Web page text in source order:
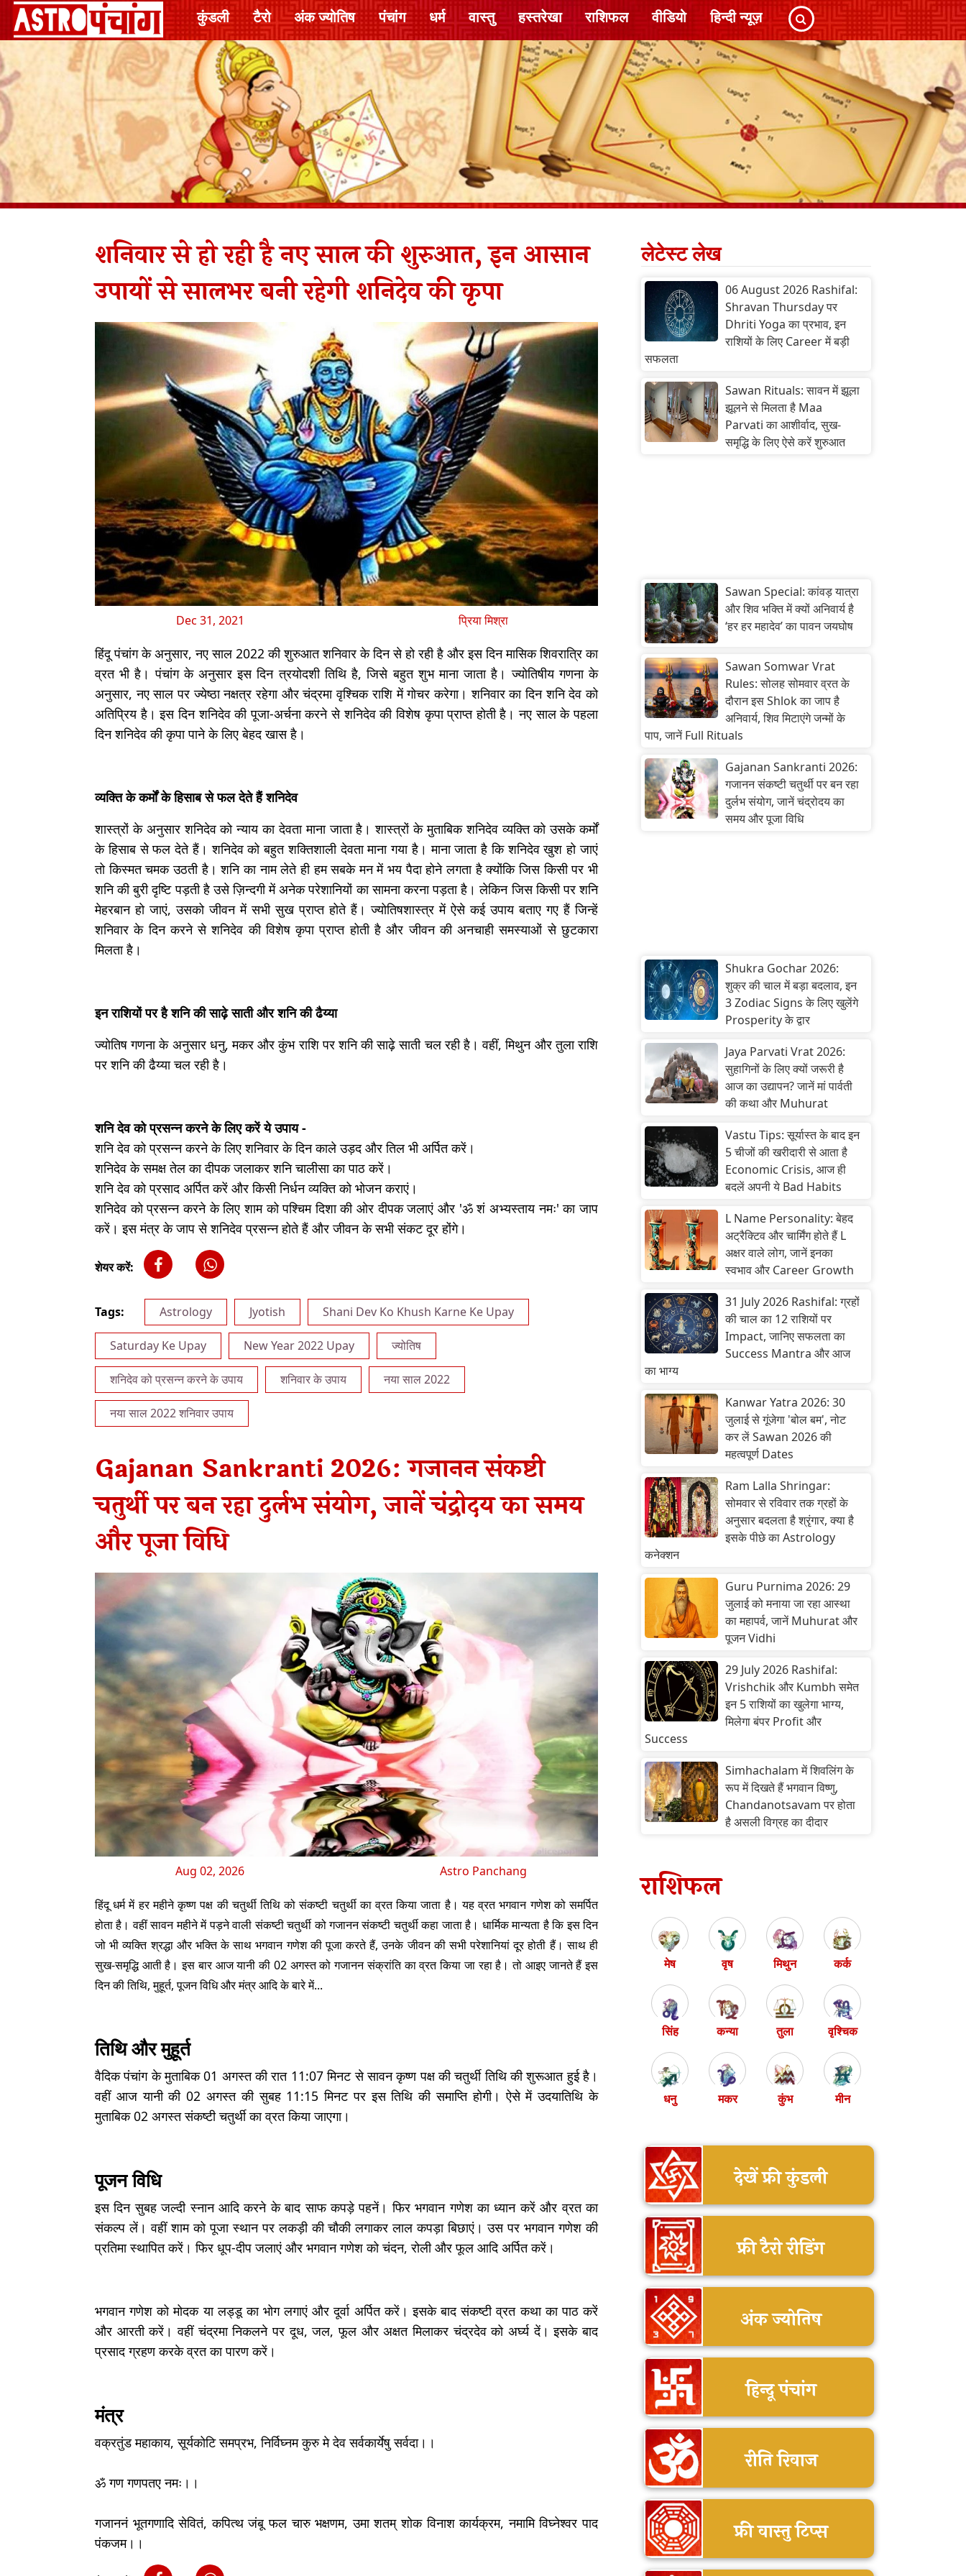
कुंडली टैरो अंक ज्योतिष पंचांग धर्म वास्तु हस्तरेखा राशिफल वीडियो हिन्दी न्यूज़
शनिवार से हो रही है नए साल की शुरुआत, इन आसान
उपायों से सालभर बनी रहेगी शनिदेव की कृपा
Dec 31, 2021 प्रिया मिश्रा
हिंदू पंचांग के अनुसार, नए साल 2022 की शुरुआत शनिवार के दिन से हो रही है और इस दिन मासिक शिवरात्रि का
व्रत भी है। पंचांग के अनुसार इस दिन त्रयोदशी तिथि है, जिसे बहुत शुभ माना जाता है। ज्योतिषीय गणना के
अनुसार, नए साल पर ज्येष्ठा नक्षत्र रहेगा और चंद्रमा वृश्चिक राशि में गोचर करेगा। शनिवार का दिन शनि देव को
अतिप्रिय है। इस दिन शनिदेव की पूजा-अर्चना करने से शनिदेव की विशेष कृपा प्राप्त होती है। नए साल के पहला
दिन शनिदेव की कृपा पाने के लिए बेहद खास है।
व्यक्ति के कर्मों के हिसाब से फल देते हैं शनिदेव
शास्त्रों के अनुसार शनिदेव को न्याय का देवता माना जाता है। शास्त्रों के मुताबिक शनिदेव व्यक्ति को उसके कर्मों
के हिसाब से फल देते हैं। शनिदेव को बहुत शक्तिशाली देवता माना गया है। माना जाता है कि शनिदेव खुश हो जाएं
तो किस्मत चमक उठती है। शनि का नाम लेते ही हम सबके मन में भय पैदा होने लगता है क्योंकि जिस किसी पर भी
शनि की बुरी दृष्टि पड़ती है उसे ज़िन्दगी में अनेक परेशानियों का सामना करना पड़ता है। लेकिन जिस किसी पर शनि
मेहरबान हो जाएं, उसको जीवन में सभी सुख प्राप्त होते हैं। ज्योतिषशास्त्र में ऐसे कई उपाय बताए गए हैं जिन्हें
शनिवार के दिन करने से शनिदेव की विशेष कृपा प्राप्त होती है और जीवन की अनचाही समस्याओं से छुटकारा
मिलता है।
इन राशियों पर है शनि की साढ़े साती और शनि की ढैय्या
ज्योतिष गणना के अनुसार धनु, मकर और कुंभ राशि पर शनि की साढ़े साती चल रही है। वहीं, मिथुन और तुला राशि
पर शनि की ढैय्या चल रही है।
शनि देव को प्रसन्न करने के लिए करें ये उपाय -
शनि देव को प्रसन्न करने के लिए शनिवार के दिन काले उड़द और तिल भी अर्पित करें।
शनिदेव के समक्ष तेल का दीपक जलाकर शनि चालीसा का पाठ करें।
शनि देव को प्रसाद अर्पित करें और किसी निर्धन व्यक्ति को भोजन कराएं।
शनिदेव को प्रसन्न करने के लिए शाम को पश्चिम दिशा की ओर दीपक जलाएं और 'ॐ शं अभ्यस्ताय नमः' का जाप
करें। इस मंत्र के जाप से शनिदेव प्रसन्न होते हैं और जीवन के सभी संकट दूर होंगे।
शेयर करें:
Tags: Astrology Jyotish Shani Dev Ko Khush Karne Ke Upay
Saturday Ke Upay New Year 2022 Upay ज्योतिष
शनिदेव को प्रसन्न करने के उपाय शनिवार के उपाय नया साल 2022
नया साल 2022 शनिवार उपाय
Gajanan Sankranti 2026: गजानन संकष्टी
चतुर्थी पर बन रहा दुर्लभ संयोग, जानें चंद्रोदय का समय
और पूजा विधि
Aug 02, 2026 Astro Panchang
हिंदू धर्म में हर महीने कृष्ण पक्ष की चतुर्थी तिथि को संकष्टी चतुर्थी का व्रत किया जाता है। यह व्रत भगवान गणेश को समर्पित
होता है। वहीं सावन महीने में पड़ने वाली संकष्टी चतुर्थी को गजानन संकष्टी चतुर्थी कहा जाता है। धार्मिक मान्यता है कि इस दिन
जो भी व्यक्ति श्रद्धा और भक्ति के साथ भगवान गणेश की पूजा करते हैं, उनके जीवन की सभी परेशानियां दूर होती हैं। साथ ही
सुख-समृद्धि आती है। इस बार आज यानी की 02 अगस्त को गजानन संक्रांति का व्रत किया जा रहा है। तो आइए जानते हैं इस
दिन की तिथि, मुहूर्त, पूजन विधि और मंत्र आदि के बारे में...
तिथि और मुहूर्त
वैदिक पंचांग के मुताबिक 01 अगस्त की रात 11:07 मिनट से सावन कृष्ण पक्ष की चतुर्थी तिथि की शुरूआत हुई है।
वहीं आज यानी की 02 अगस्त की सुबह 11:15 मिनट पर इस तिथि की समाप्ति होगी। ऐसे में उदयातिथि के
मुताबिक 02 अगस्त संकष्टी चतुर्थी का व्रत किया जाएगा।
पूजन विधि
इस दिन सुबह जल्दी स्नान आदि करने के बाद साफ कपड़े पहनें। फिर भगवान गणेश का ध्यान करें और व्रत का
संकल्प लें। वहीं शाम को पूजा स्थान पर लकड़ी की चौकी लगाकर लाल कपड़ा बिछाएं। उस पर भगवान गणेश की
प्रतिमा स्थापित करें। फिर धूप-दीप जलाएं और भगवान गणेश को चंदन, रोली और फूल आदि अर्पित करें।
भगवान गणेश को मोदक या लड्डू का भोग लगाएं और दूर्वा अर्पित करें। इसके बाद संकष्टी व्रत कथा का पाठ करें
और आरती करें। वहीं चंद्रमा निकलने पर दूध, जल, फूल और अक्षत मिलाकर चंद्रदेव को अर्घ्य दें। इसके बाद
प्रसाद ग्रहण करके व्रत का पारण करें।
मंत्र
वक्रतुंड महाकाय, सूर्यकोटि समप्रभ, निर्विघ्नम कुरु मे देव सर्वकार्येषु सर्वदा।।
ॐ गण गणपतए नमः।।
गजाननं भूतगणादि सेवितं, कपित्थ जंबू फल चारु भक्षणम, उमा शतम् शोक विनाश कार्यक्रम, नमामि विघ्नेश्वर पाद
पंकजम।।
लेटेस्ट लेख
06 August 2026 Rashifal:
Shravan Thursday पर
Dhriti Yoga का प्रभाव, इन
राशियों के लिए Career में बड़ी
सफलता
Sawan Rituals: सावन में झूला
झूलने से मिलता है Maa
Parvati का आशीर्वाद, सुख-
समृद्धि के लिए ऐसे करें शुरुआत
Sawan Special: कांवड़ यात्रा
और शिव भक्ति में क्यों अनिवार्य है
‘हर हर महादेव’ का पावन जयघोष
Sawan Somwar Vrat
Rules: सोलह सोमवार व्रत के
दौरान इस Shlok का जाप है
अनिवार्य, शिव मिटाएंगे जन्मों के
पाप, जानें Full Rituals
Gajanan Sankranti 2026:
गजानन संकष्टी चतुर्थी पर बन रहा
दुर्लभ संयोग, जानें चंद्रोदय का
समय और पूजा विधि
Shukra Gochar 2026:
शुक्र की चाल में बड़ा बदलाव, इन
3 Zodiac Signs के लिए खुलेंगे
Prosperity के द्वार
Jaya Parvati Vrat 2026:
सुहागिनों के लिए क्यों जरूरी है
आज का उद्यापन? जानें मां पार्वती
की कथा और Muhurat
Vastu Tips: सूर्यास्त के बाद इन
5 चीजों की खरीदारी से आता है
Economic Crisis, आज ही
बदलें अपनी ये Bad Habits
L Name Personality: बेहद
अट्रैक्टिव और चार्मिंग होते हैं L
अक्षर वाले लोग, जानें इनका
स्वभाव और Career Growth
31 July 2026 Rashifal: ग्रहों
की चाल का 12 राशियों पर
Impact, जानिए सफलता का
Success Mantra और आज
का भाग्य
Kanwar Yatra 2026: 30
जुलाई से गूंजेगा 'बोल बम', नोट
कर लें Sawan 2026 की
महत्वपूर्ण Dates
Ram Lalla Shringar:
सोमवार से रविवार तक ग्रहों के
अनुसार बदलता है श्रृंगार, क्या है
इसके पीछे का Astrology
कनेक्शन
Guru Purnima 2026: 29
जुलाई को मनाया जा रहा आस्था
का महापर्व, जानें Muhurat और
पूजन Vidhi
29 July 2026 Rashifal:
Vrishchik और Kumbh समेत
इन 5 राशियों का खुलेगा भाग्य,
मिलेगा बंपर Profit और
Success
Simhachalam में शिवलिंग के
रूप में दिखते हैं भगवान विष्णु,
Chandanotsavam पर होता
है असली विग्रह का दीदार
राशिफल
मेष वृष मिथुन कर्क
सिंह कन्या तुला वृश्चिक
धनु मकर कुंभ मीन
देखें फ्री कुंडली
फ्री टैरो रीडिंग
अंक ज्योतिष
हिन्दू पंचांग
रीति रिवाज
फ्री वास्तु टिप्स